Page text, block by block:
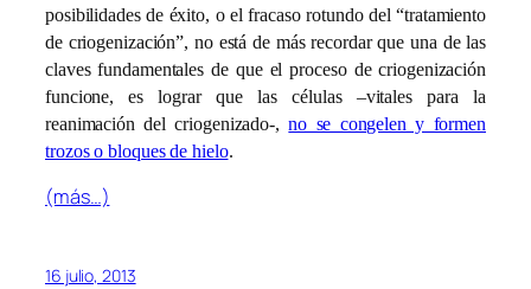
posibilidades de éxito, o el fracaso rotundo del “tratamiento
de criogenización”, no está de más recordar que una de las
claves fundamentales de que el proceso de criogenización
funcione, es lograr que las células –vitales para la
reanimación del criogenizado-,no se congelen y formen
trozos o bloques de hielo.
(más…)
16 julio, 2013